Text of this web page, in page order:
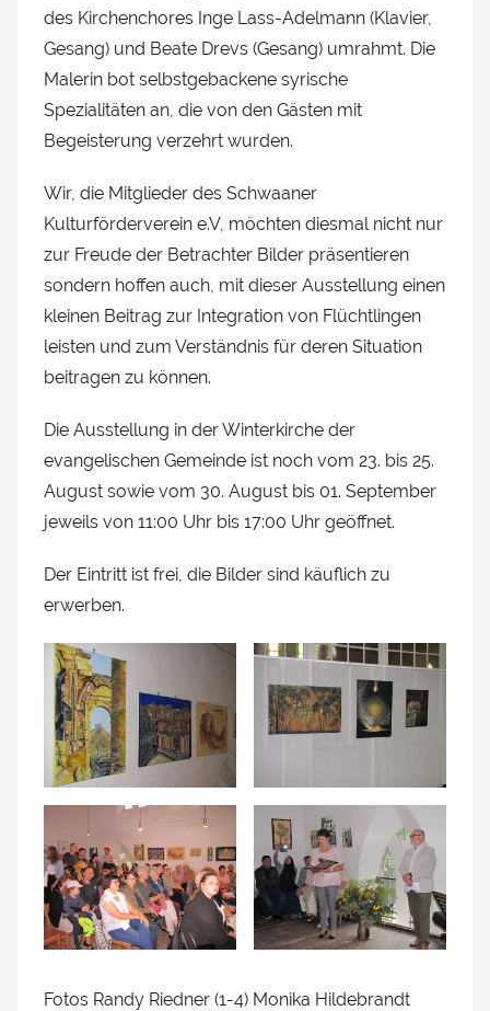
des Kirchenchores Inge Lass-Adelmann (Klavier,
Gesang) und Beate Drevs (Gesang) umrahmt. Die
Malerin bot selbstgebackene syrische
Spezialitäten an, die von den Gästen mit
Begeisterung verzehrt wurden.
Wir, die Mitglieder des Schwaaner
Kulturförderverein e.V, möchten diesmal nicht nur
zur Freude der Betrachter Bilder präsentieren
sondern hoffen auch, mit dieser Ausstellung einen
kleinen Beitrag zur Integration von Flüchtlingen
leisten und zum Verständnis für deren Situation
beitragen zu können.
Die Ausstellung in der Winterkirche der
evangelischen Gemeinde ist noch vom 23. bis 25.
August sowie vom 30. August bis 01. September
jeweils von 11:00 Uhr bis 17:00 Uhr geöffnet.
Der Eintritt ist frei, die Bilder sind käuflich zu
erwerben.
Fotos Randy Riedner (1-4) Monika Hildebrandt